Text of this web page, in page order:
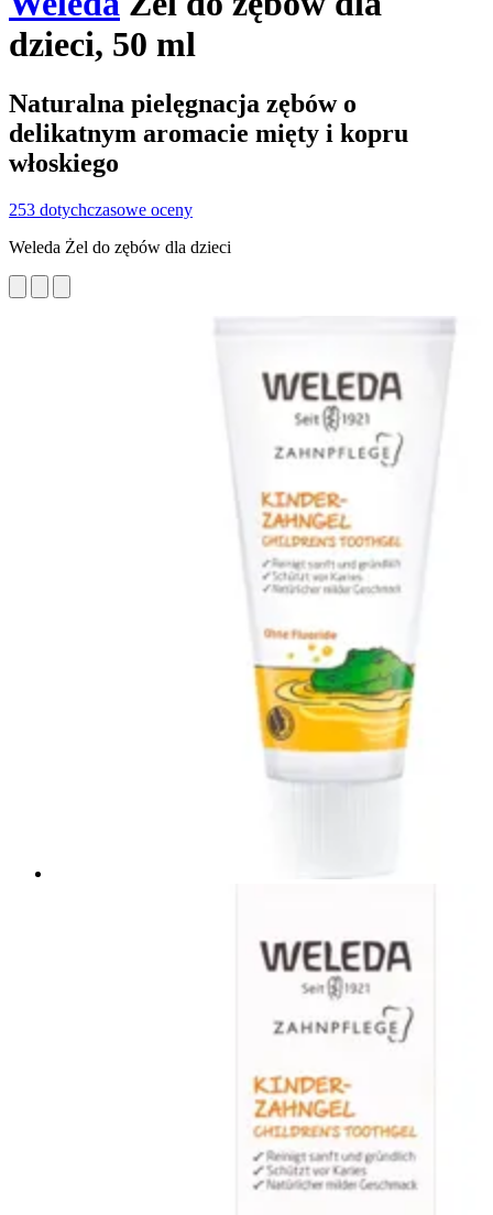
dzieci, 50 ml
Naturalna pielęgnacja zębów o
delikatnym aromacie mięty i kopru
włoskiego
253 dotychczasowe oceny
Weleda Żel do zębów dla dzieci